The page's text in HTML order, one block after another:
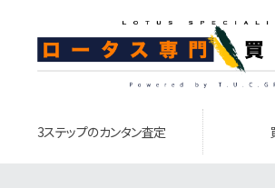
3ステップのカンタン査定